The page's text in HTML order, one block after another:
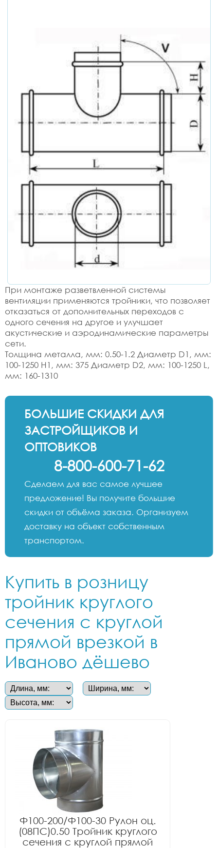
При монтаже разветвленной системы
вентиляции применяются тройники, что позволяет
отказаться от дополнительных переходов с
одного сечения на другое и улучшает
акустические и аэродинамические параметры
сети.
Толщина металла, мм: 0.50-1.2 Диаметр D1, мм:
100-1250 H1, мм: 375 Диаметр D2, мм: 100-1250 L,
мм: 160-1310
БОЛЬШИЕ СКИДКИ ДЛЯ
ЗАСТРОЙЩИКОВ И
ОПТОВИКОВ
8-800-600-71-62
Сделаем для вас самое лучшее
предложение! Вы получите большие
скидки от объёма заказа. Организуем
доставку на объект собственным
транспортом.
Купить в розницу
тройник круглого
сечения с круглой
прямой врезкой в
Иваново дёшево
Ф100-200/Ф100-30 Рулон оц.
(08ПС)0.50 Тройник круглого
сечения с круглой прямой